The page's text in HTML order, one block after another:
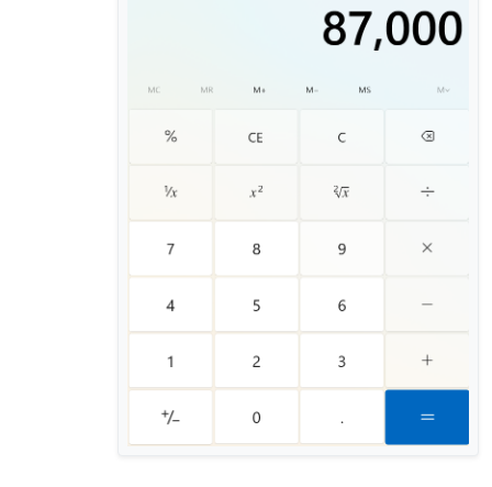
בשורה התחתונה נראה שהרווח נמחק כמעט לחלוטין.
האם בנתונים כאלו השקעה בשוק ההון כדאית וחכמה? או שעדיף כבר
לשים את הכסף בגמ"ח ולקבל הלוואה באותו הסכום?